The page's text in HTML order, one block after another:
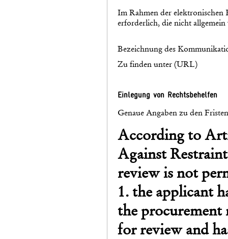
Im Rahmen der
erforderlich, die nicht
Bezeichnung des
Zu finden unter (URL)
Einlegung von Rechtsbehelfen
Genaue Angaben zu den
According to
Against
review is not
1. the applicant
the procurement
for review and